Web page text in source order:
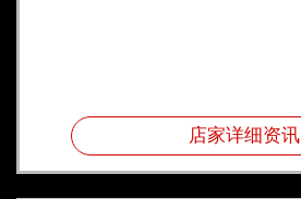
店家详细资讯